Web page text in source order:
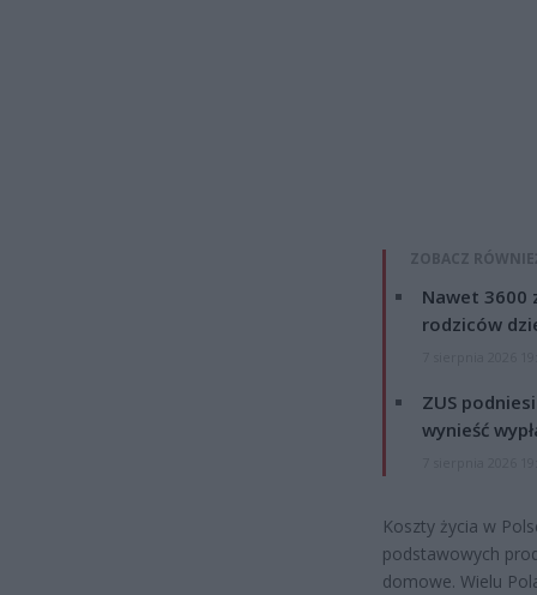
ZOBACZ
Nawet 3600
rodziców
ZUS
wynieść
Koszty życia w
podstawowych
domowe. Wielu